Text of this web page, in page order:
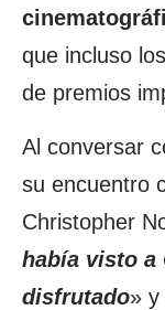
que incluso
de premios
Al conversar
su encuentro
Christopher
había visto a
disfrutado» y